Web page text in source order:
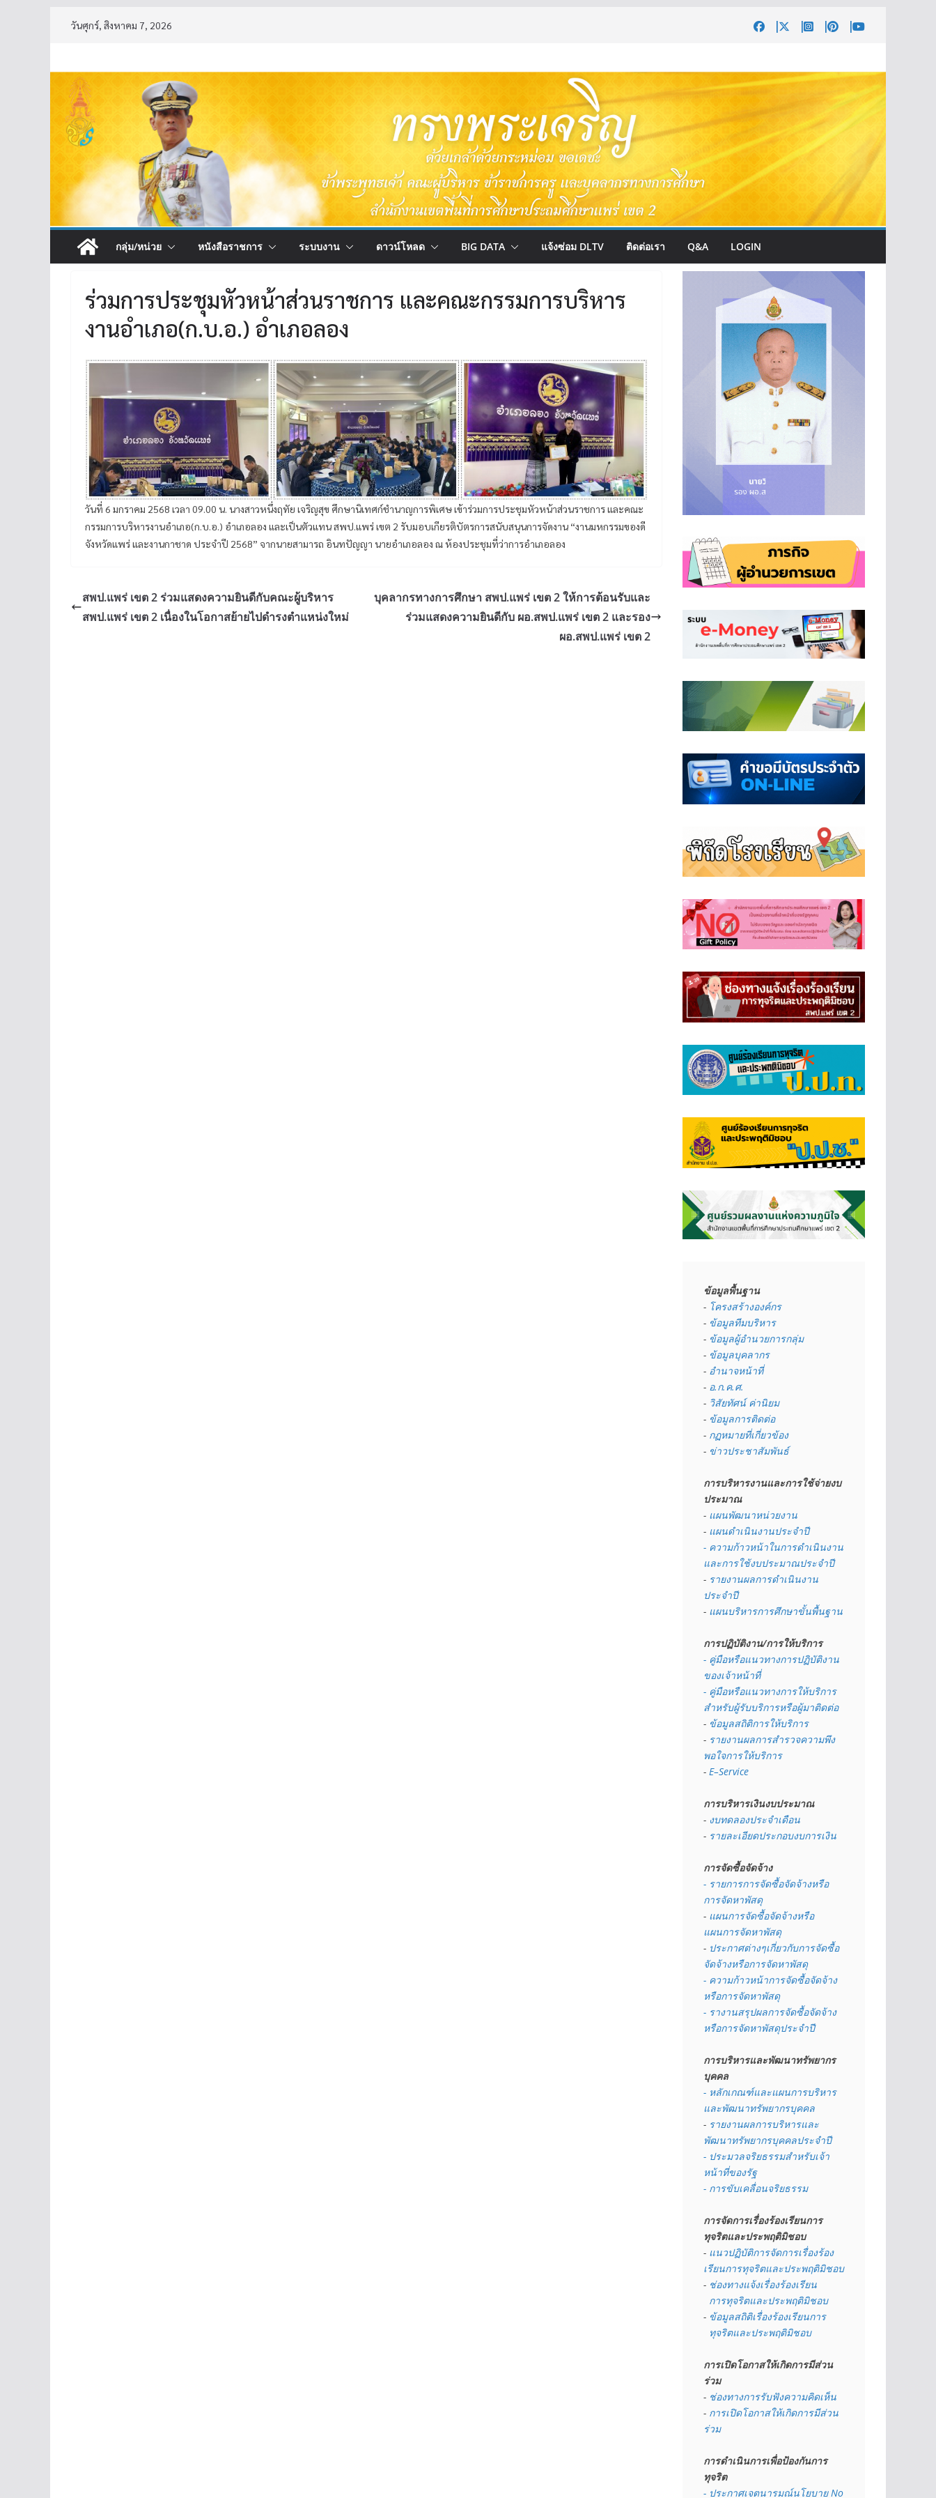
วันศุกร์, สิงหาคม 7, 2026
กลุ่ม/หน่วย หนังสือราชการ ระบบงาน ดาวน์โหลด BIG DATA แจ้งซ่อม DLTV ติดต่อเรา Q&A LOGIN
ร่วมการประชุมหัวหน้าส่วนราชการ และคณะกรรมการบริหาร
งานอำเภอ(ก.บ.อ.) อำเภอลอง
วันที่ 6 มกราคม 2568 เวลา 09.00 น. นางสาวหนึ่งฤทัย เจริญสุข ศึกษานิเทศก์ชำนาญการพิเศษ เข้าร่วมการประชุมหัวหน้าส่วนราชการ และคณะ
กรรมการบริหารงานอำเภอ(ก.บ.อ.) อำเภอลอง และเป็นตัวแทน สพป.แพร่ เขต 2 รับมอบเกียรติบัตรการสนับสนุนการจัดงาน “งานมหกรรมของดี
จังหวัดแพร่ และงานกาชาด ประจำปี 2568” จากนายสามารถ อินทปัญญา นายอำเภอลอง ณ ห้องประชุมที่ว่าการอำเภอลอง
สพป.แพร่ เขต 2 ร่วมแสดงความยินดีกับคณะผู้บริหาร
สพป.แพร่ เขต 2 เนื่องในโอกาสย้ายไปดำรงตำแหน่งใหม่
บุคลากรทางการศึกษา สพป.แพร่ เขต 2 ให้การต้อนรับและ
ร่วมแสดงความยินดีกับ ผอ.สพป.แพร่ เขต 2 และรอง
ผอ.สพป.แพร่ เขต 2
ข้อมูลพื้นฐาน
- โครงสร้างองค์กร
- ข้อมูลทีมบริหาร
- ข้อมูลผู้อำนวยการกลุ่ม
- ข้อมูลบุคลากร
- อำนาจหน้าที่
- อ.ก.ค.ศ.
- วิสัยทัศน์ ค่านิยม
- ข้อมูลการติดต่อ
- กฏหมายที่เกี่ยวข้อง
- ข่าวประชาสัมพันธ์
การบริหารงานและการใช้จ่ายงบ
ประมาณ
- แผนพัฒนาหน่วยงาน
- แผนดำเนินงานประจำปี
- ความก้าวหน้าในการดำเนินงาน
และการใช้งบประมาณประจำปี
- รายงานผลการดำเนินงาน
ประจำปี
- แผนบริหารการศึกษาขั้นพื้นฐาน
การปฏิบัติงาน/การให้บริการ
- คู่มือหรือแนวทางการปฏิบัติงาน
ของเจ้าหน้าที่
- คู่มือหรือแนวทางการให้บริการ
สำหรับผู้รับบริการหรือผู้มาติดต่อ
- ข้อมูลสถิติการให้บริการ
- รายงานผลการสำรวจความพึง
พอใจการให้บริการ
- E–Service
การบริหารเงินงบประมาณ
- งบทดลองประจำเดือน
- รายละเอียดประกอบงบการเงิน
การจัดซื้อจัดจ้าง
- รายการการจัดซื้อจัดจ้างหรือ
การจัดหาพัสดุ
- แผนการจัดซื้อจัดจ้างหรือ
แผนการจัดหาพัสดุ
- ประกาศต่างๆเกี่ยวกับการจัดซื้อ
จัดจ้างหรือการจัดหาพัสดุ
- ความก้าวหน้าการจัดซื้อจัดจ้าง
หรือการจัดหาพัสดุ
- รางานสรุปผลการจัดซื้อจัดจ้าง
หรือการจัดหาพัสดุประจำปี
การบริหารและพัฒนาทรัพยากร
บุคคล
- หลักเกณฑ์และแผนการบริหาร
และพัฒนาทรัพยากรบุคคล
- รายงานผลการบริหารและ
พัฒนาทรัพยากรบุคคลประจำปี
- ประมวลจริยธรรมสำหรับเจ้า
หน้าที่ของรัฐ
- การขับเคลื่อนจริยธรรม
การจัดการเรื่องร้องเรียนการ
ทุจริตและประพฤติมิชอบ
- แนวปฏิบัติการจัดการเรื่องร้อง
เรียนการทุจริตและประพฤติมิชอบ
- ช่องทางแจ้งเรื่องร้องเรียน
  การทุจริตและประพฤติมิชอบ
- ข้อมูลสถิติเรื่องร้องเรียนการ
  ทุจริตและประพฤติมิชอบ
การเปิดโอกาสให้เกิดการมีส่วน
ร่วม
- ช่องทางการรับฟังความคิดเห็น
- การเปิดโอกาสให้เกิดการมีส่วน
ร่วม
การดำเนินการเพื่อป้องกันการ
ทุจริต
- ประกาศเจตนารมณ์นโยบาย No